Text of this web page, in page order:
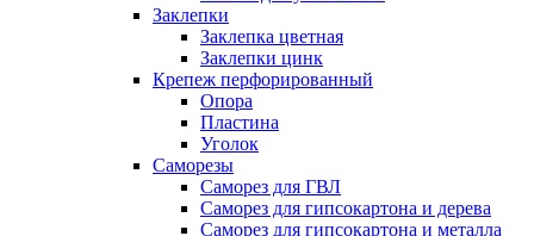
Заклепки
Заклепка цветная
Заклепки цинк
Крепеж перфорированный
Опора
Пластина
Уголок
Саморезы
Саморез для ГВЛ
Саморез для гипсокартона и дерева
Саморез для гипсокартона и металла